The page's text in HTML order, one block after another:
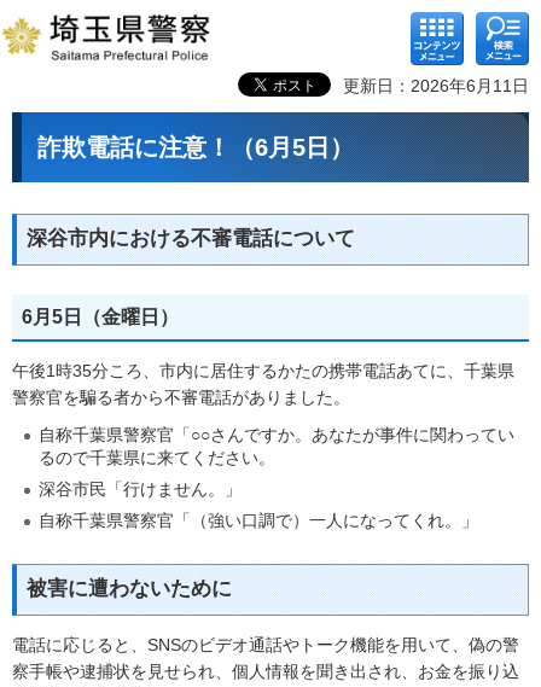
コンテ
ンツメ
ニュー
検索メ
ニュー
更新日：2026年6月11日
詐欺電話に注意！（6月5日）
深谷市内における不審電話について
6月5日（金曜日）
午後1時35分ころ、市内に居住するかたの携帯電話あてに、千葉県
警察官を騙る者から不審電話がありました。
自称千葉県警察官「○○さんですか。あなたが事件に関わってい
るので千葉県に来てください。
深谷市民「行けません。」
自称千葉県警察官「（強い口調で）一人になってくれ。」
被害に遭わないために
電話に応じると、SNSのビデオ通話やトーク機能を用いて、偽の警
察手帳や逮捕状を見せられ、個人情報を聞き出され、お金を振り込